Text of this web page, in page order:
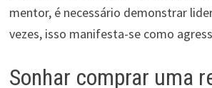
mentor, é necessário demonstrar
vezes, isso manifesta-se como
Sonhar comprar uma